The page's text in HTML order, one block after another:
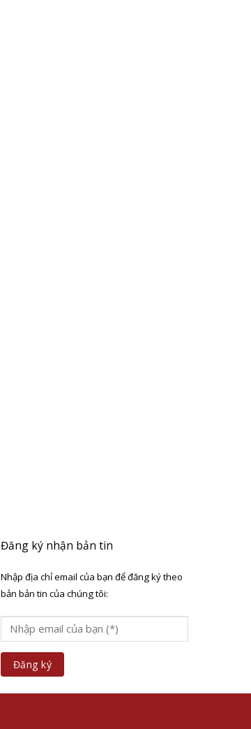
Đăng ký nhận bản tin
Nhập địa chỉ email của bạn để đăng ký theo
bản bản tin của chúng tôi: